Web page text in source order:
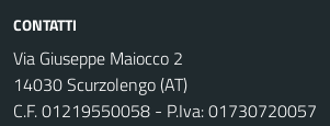
CONTATTI
Via Giuseppe Maiocco 2
14030 Scurzolengo (AT)
C.F. 01219550058 - P.Iva: 01730720057